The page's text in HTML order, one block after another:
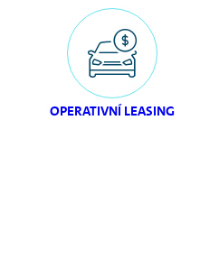
OPERATIVNÍ LEASING